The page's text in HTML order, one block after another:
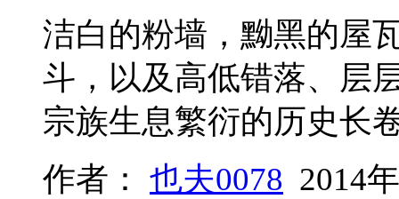
洁白的粉墙，黝黑的屋
斗，以及高低错落、层
宗族生息繁衍的历史长
作者： 也夫0078 2014